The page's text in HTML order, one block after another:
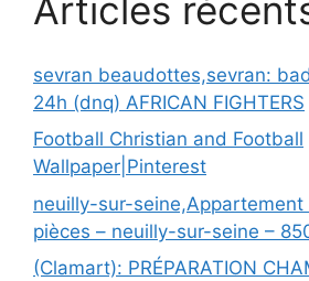
Articles
sevran beaudottes,sevran:
24h (dnq) AFRICAN FIGHTERS
Football Christian and Football
Wallpaper|Pinterest
neuilly-sur-seine,Appartement
pièces – neuilly-sur-seine –
(Clamart): PRÉPARATION